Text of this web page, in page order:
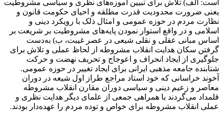
است: الف) تلاش برای تبیین آموزه‌های نظری و سیاسی مشروطیت
یعنی ضرورت محدودیت قدرت مطلقه و احیای حکومت قانون و
نظارت مردم در حوزه عمومی و امثال ذلک با رویکرد دینی و
اسلامی و در واقع استوار نمودن پایه‌های مشروطیت بر شریعت بر
اساس مبانی عقلی و نقلی شیعی در عصر غیبت، ب) به‌دست
گرفتن سکان هدایت انقلاب مشروطه از لحاظ عملی و تلاش برای
جلوگیری از ایجاد انحراف و اعوجاج و تحریف نهضت و حرکت
شتابنده جامعه مذهبی ایرانی برای ایجاد تغییر در حوزه عمومی.
آخوند خراسانی که خود استاد مراجع طراز اول شیعه در دوران
معاصر و زعیم دینی و سیاسی دوران مقارن انقلاب مشروطه
قلمداد می‌گردند با همراهی جمعی از علمای دیگر هدایت نظری و
عملی انقلاب مشروطه برای خواص و توده مردم را عهده‌دار بودند.